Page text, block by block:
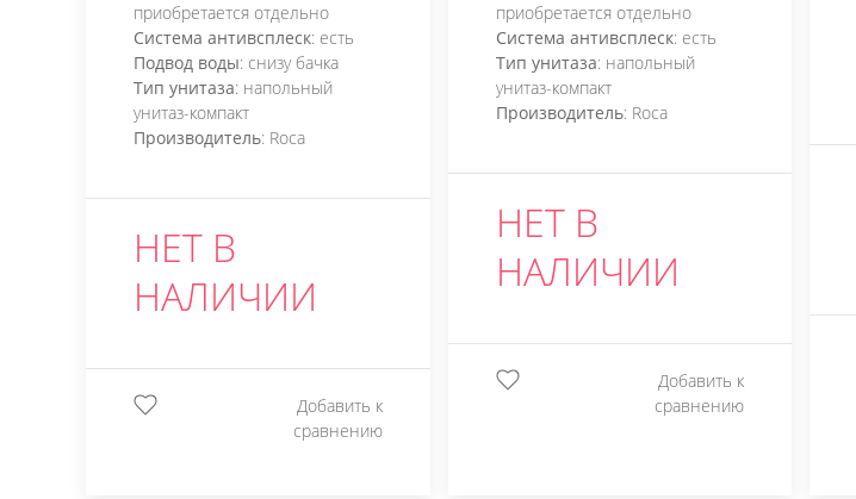
приобретается отдельно
Система антивсплеск: есть
Подвод воды: снизу бачка
Тип унитаза: напольный
унитаз-компакт
Производитель: Roca
НЕТ В
НАЛИЧИИ
Добавить к
сравнению
приобретается отдельно
Система антивсплеск: есть
Тип унитаза: напольный
унитаз-компакт
Производитель: Roca
НЕТ В
НАЛИЧИИ
Добавить к
сравнению